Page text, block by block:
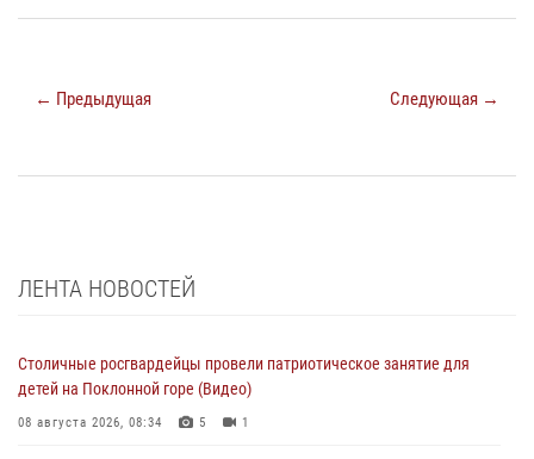
← Предыдущая Следующая →
ЛЕНТА НОВОСТЕЙ
Столичные росгвардейцы провели патриотическое занятие для
детей на Поклонной горе (Видео)
08 августа 2026, 08:34 5 1